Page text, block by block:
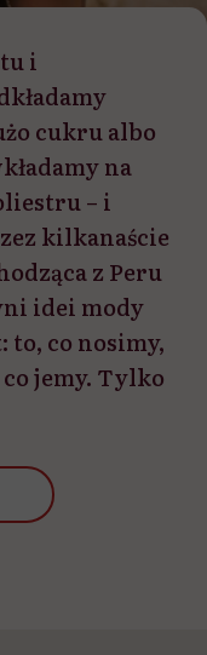
i
cukru albo
na
– i
kilkanaście
z Peru
idei mody
co nosimy,
jemy. Tylko